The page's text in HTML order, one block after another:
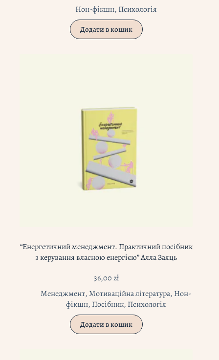
Нон-фікшн, Психологія
Додати в кошик
“Енергетичний менеджмент. Практичний посібник
з керування власною енергією” Алла Заяць
36,00zł
Менеджмент,Мотиваційна література, Нон-
фікшн, Посібник, Психологія
Додати в кошик